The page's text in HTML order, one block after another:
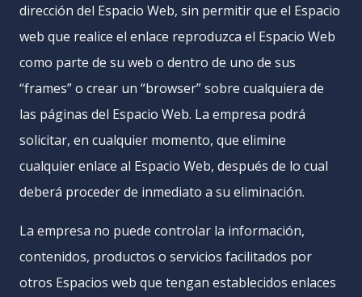
dirección del Espacio Web, sin permitir que el Espacio
web que realice el enlace reproduzca el Espacio Web
como parte de su web o dentro de uno de sus
“frames” o crear un “browser” sobre cualquiera de
las páginas del Espacio Web. La empresa podrá
solicitar, en cualquier momento, que elimine
cualquier enlace al Espacio Web, después de lo cual
deberá proceder de inmediato a su eliminación.
La empresa no puede controlar la información,
contenidos, productos o servicios facilitados por
otros Espacios web que tengan establecidos enlaces